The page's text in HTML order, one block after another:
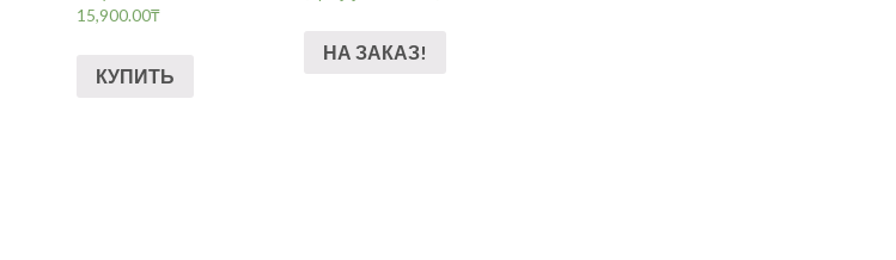
15,900.00₸
КУПИТЬ
НА ЗАКАЗ!